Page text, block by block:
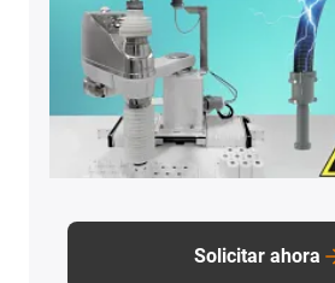
Solicitar ahora